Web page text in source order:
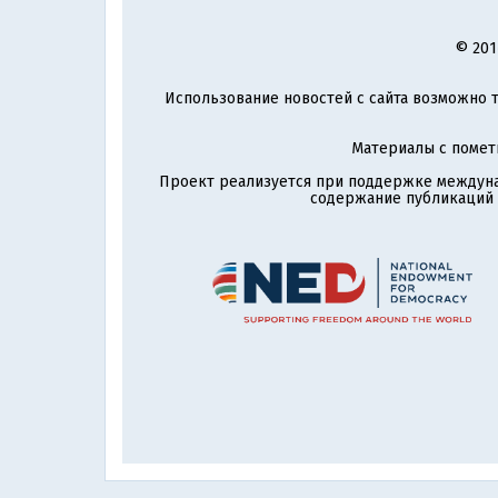
©
Использование новостей с сайта
Материалы с
Проект реализуется при поддержке
содержание публикаций